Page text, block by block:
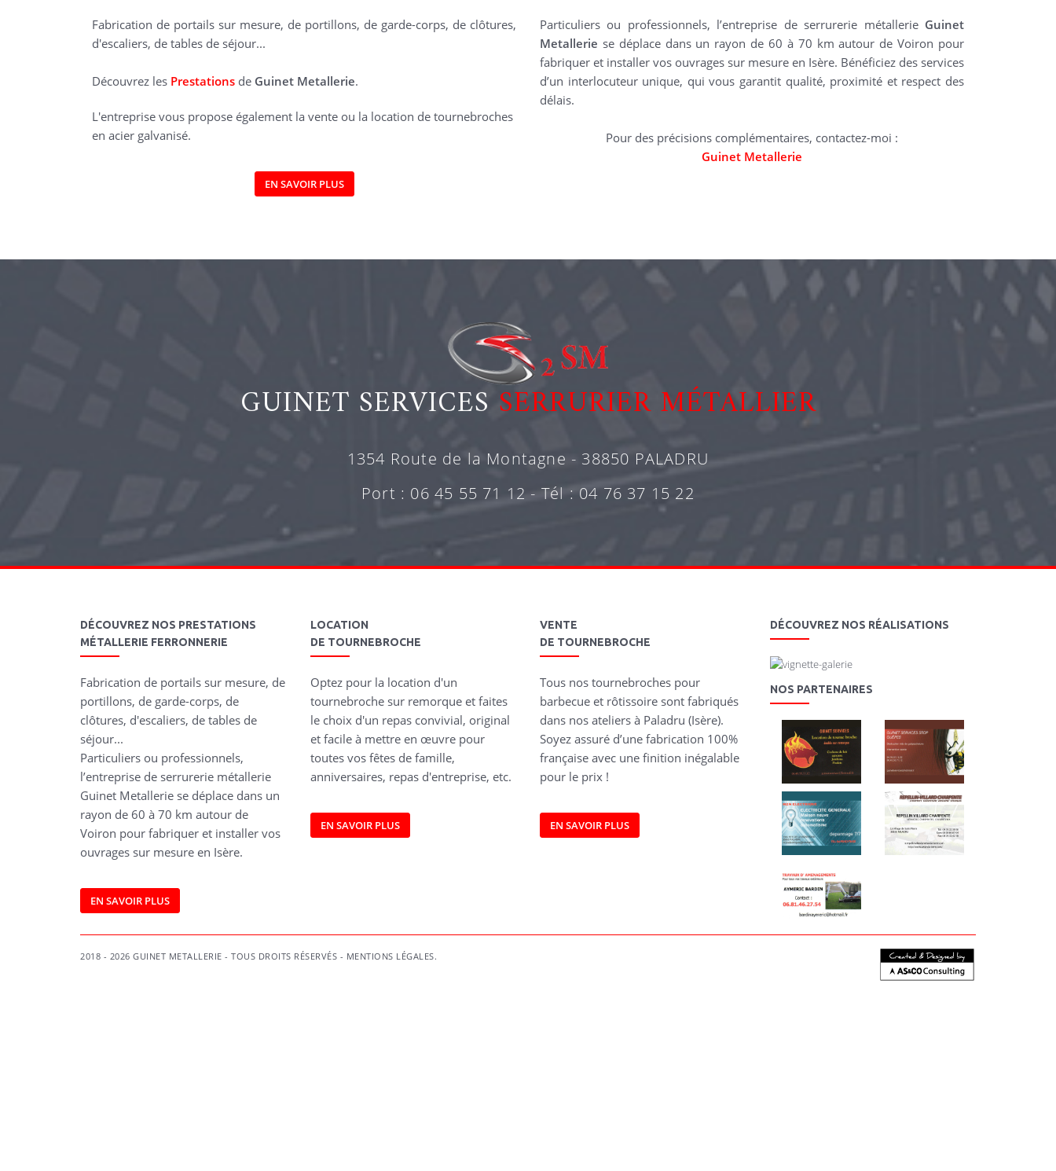
Fabrication de portails sur mesure, de portillons, de garde-corps, de clôtures,
d'escaliers, de tables de séjour...
Découvrez les Prestations de Guinet Metallerie.
L'entreprise vous propose également la vente ou la location de tournebroches
en acier galvanisé.
EN SAVOIR PLUS
Particuliers ou professionnels, l’entreprise de serrurerie métallerie Guinet
Metallerie se déplace dans un rayon de 60 à 70 km autour de Voiron pour
fabriquer et installer vos ouvrages sur mesure en Isère. Bénéficiez des services
d’un interlocuteur unique, qui vous garantit qualité, proximité et respect des
délais.
Pour des précisions complémentaires, contactez-moi :
Guinet Metallerie
GUINET SERVICES SERRURIER MÉTALLIER
1354 Route de la Montagne - 38850 PALADRU
Port : 06 45 55 71 12 - Tél : 04 76 37 15 22
DÉCOUVREZ NOS PRESTATIONS
MÉTALLERIE FERRONNERIE
Fabrication de portails sur mesure, de
portillons, de garde-corps, de
clôtures, d'escaliers, de tables de
séjour...
Particuliers ou professionnels,
l’entreprise de serrurerie métallerie
Guinet Metallerie se déplace dans un
rayon de 60 à 70 km autour de
Voiron pour fabriquer et installer vos
ouvrages sur mesure en Isère.
EN SAVOIR PLUS
LOCATION
DE TOURNEBROCHE
Optez pour la location d'un
tournebroche sur remorque et faites
le choix d'un repas convivial, original
et facile à mettre en œuvre pour
toutes vos fêtes de famille,
anniversaires, repas d'entreprise, etc.
EN SAVOIR PLUS
VENTE
DE TOURNEBROCHE
Tous nos tournebroches pour
barbecue et rôtissoire sont fabriqués
dans nos ateliers à Paladru (Isère).
Soyez assuré d’une fabrication 100%
française avec une finition inégalable
pour le prix !
EN SAVOIR PLUS
DÉCOUVREZ NOS RÉALISATIONS
NOS PARTENAIRES
2018 - 2026 GUINET METALLERIE - TOUS DROITS RÉSERVÉS - MENTIONS LÉGALES.